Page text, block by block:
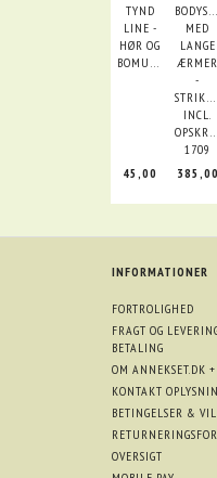
TYND
LINE -
HØR OG
45,00
MED
LANGE
ÆRMER
-
INCL.
1709
385,00
INFORMATIONER
FORTROLIGHED
FRAGT OG
BETALING
OM ANNEKSET.DK
KONTAKT
BETINGELSER &
OVERSIGT